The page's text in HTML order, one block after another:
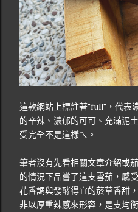
這款網站上標註著"full"，代表
的辛辣、濃郁的可可、充滿泥
受完全不是這樣ㄟ。
筆者沒有先看相關文章介紹或
的情況下品嘗了這支雪茄，感
花香調與發酵得宜的菸草香甜
非以厚重辣感來形容，是支均